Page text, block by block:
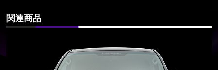
関連商品